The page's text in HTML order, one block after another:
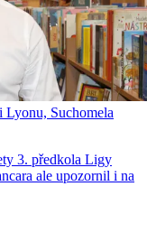
Lyonu, Suchomela
3. předkola Ligy
ale upozornil i na